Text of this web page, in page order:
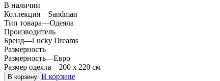
В наличии
Коллекция—Sandman
Тип товара—Одеяла
Производитель
Бренд—Lucky Dreams
Размерность
Размерность—Евро
Размер одеяла—200 х 220 см
В корзину В корзине